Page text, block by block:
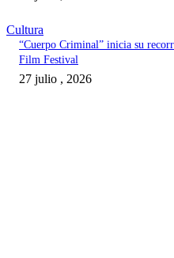
Cultura
“Cuerpo Criminal” inicia su
Film Festival
27 julio , 2026